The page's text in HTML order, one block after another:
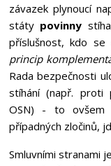
závazek plynoucí
státy povinny
příslušnost, kdo se
princip
Rada bezpečnosti
stíhání (např. proti
OSN) - to ovšem
případných zločinů,
Smluvními stranami